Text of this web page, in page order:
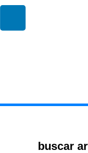
buscar